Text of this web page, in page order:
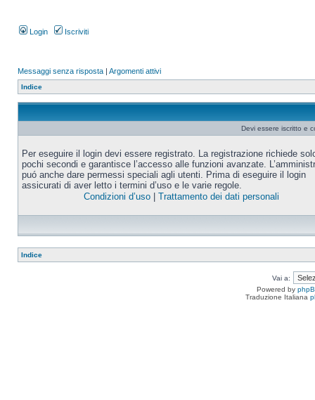
Login Iscriviti
Messaggi senza risposta | Argomenti attivi
Indice
Devi essere iscritto e
Per eseguire il login devi essere registrato. La registrazione richiede
pochi secondi e garantisce l’accesso alle funzioni avanzate.
puó anche dare permessi speciali agli utenti. Prima di eseguire il login
assicurati di aver letto i termini d’uso e le varie regole.
Condizioni d’uso| Trattamento dei dati personali
Indice
Vai a:
Powered by
Traduzione Italiana